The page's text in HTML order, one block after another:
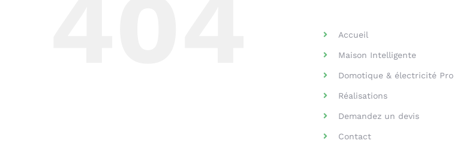
Accueil
Maison Intelligente
Domotique & électricité Pro
Réalisations
Demandez un devis
Contact